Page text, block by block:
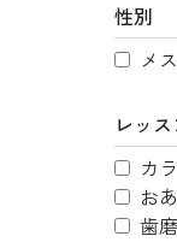
性別
メス
レッ
カ
お
歯